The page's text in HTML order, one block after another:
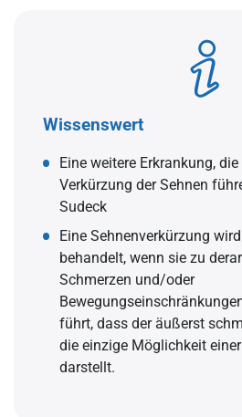
Wissenswert
Eine weitere Erkrankung,
Verkürzung der Sehnen
Sudeck
Eine Sehnenverkürzung
behandelt, wenn sie zu
Schmerzen und/oder
führt, dass der äußerst
die einzige Möglichkeit
darstellt.